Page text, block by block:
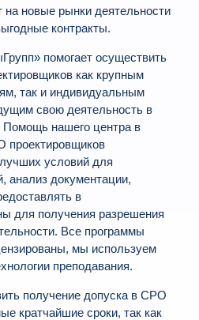
на новые рынки деятельности
контракты.
помогает осуществить
как крупным
так и индивидуальным
свою деятельность в
Помощь нашего центра в
проектировщиков
условий для
анализ документации,
в
для получения разрешения
Все программы
мы используем
преподавания.
получение допуска в СРО
кратчайшие сроки, так как